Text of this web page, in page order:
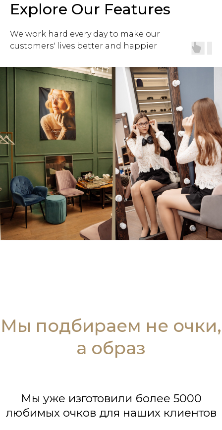
Explore Our Features
We work hard every day to make our
customers' lives better and happier